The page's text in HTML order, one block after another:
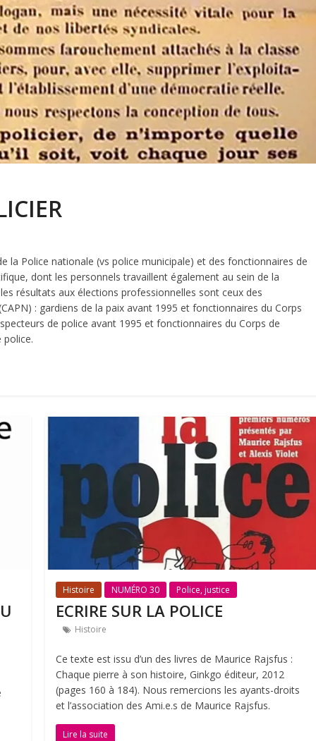
la Police nationale (vs police municipale) et des fonctionnaires de
dont les personnels travaillent également au sein de la
résultats aux élections professionnelles sont ceux des
: gardiens de la paix avant 1995 et fonctionnaires du Corps
de police avant 1995 et fonctionnaires du Corps de
police.
Histoire NUMÉRO 30 Police, justice
ECRIRE SUR LA POLICE
Histoire
Ce texte est issu d’un des livres de Maurice Rajsfus :
Chaque pierre à son histoire, Ginkgo éditeur, 2012
(pages 160 à 184). Nous remercions les ayants-droits
et l’association des Ami.e.s de Maurice Rajsfus.
Lire la suite